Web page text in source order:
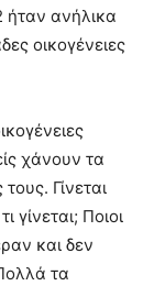
ήταν ανήλικα
οικογένειες
χάνουν τα
Γίνεται
Ποιοι
και δεν
τα